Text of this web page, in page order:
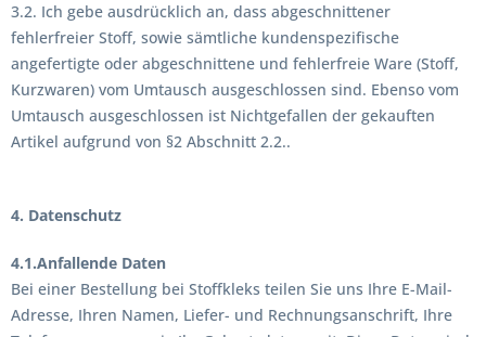
3.2. Ich gebe ausdrücklich an, dass abgeschnittener
fehlerfreier Stoff, sowie sämtliche kundenspezifische
angefertigte oder abgeschnittene und fehlerfreie Ware (Stoff,
Kurzwaren) vom Umtausch ausgeschlossen sind. Ebenso vom
Umtausch ausgeschlossen ist Nichtgefallen der gekauften
Artikel aufgrund von §2 Abschnitt 2.2..
4. Datenschutz
4.1.Anfallende Daten
Bei einer Bestellung bei Stoffkleks teilen Sie uns Ihre E-Mail-
Adresse, Ihren Namen, Liefer- und Rechnungsanschrift, Ihre